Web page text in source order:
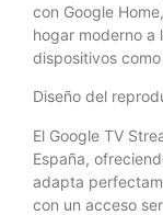
con Google
hogar moderno a
dispositivos
Diseño del
El Google TV
España,
adapta
con un acceso